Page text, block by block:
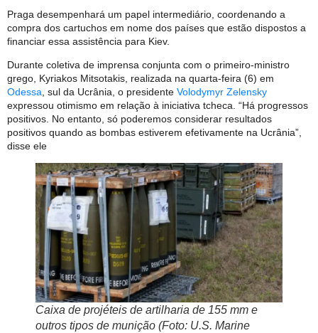
Praga desempenhará um papel intermediário, coordenando a
compra dos cartuchos em nome dos países que estão dispostos a
financiar essa assistência para Kiev.
Durante coletiva de imprensa conjunta com o primeiro-ministro
grego, Kyriakos Mitsotakis, realizada na quarta-feira (6) em
Odessa , sul da Ucrânia, o presidente Volodymyr Zelensky
expressou otimismo em relação à iniciativa tcheca. “Há progressos
positivos. No entanto, só poderemos considerar resultados
positivos quando as bombas estiverem efetivamente na Ucrânia”,
disse ele
Caixa de projéteis de artilharia de 155 mm e
outros tipos de munição (Foto: U.S. Marine